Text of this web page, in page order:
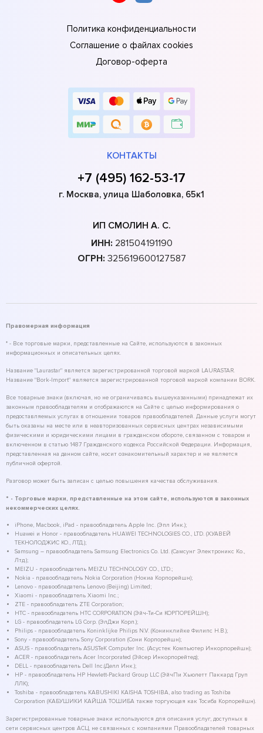
Политика конфиденциальности
Соглашение о файлах cookies
Договор-оферта
КОНТАКТЫ
+7 (495) 162-53-17
г. Москва, улица Шаболовка, 65к1
ИП СМОЛИН А. С.
ИНН: 281504191190
ОГРН: 325619600127587
Правомерная информация
* - Все торговые марки, представленные на Сайте, используются в законных
информационных и описательных целях.
Название "Laurastar" является зарегистрированной торговой маркой LAURASTAR.
Название "Bork-Import" является зарегистрированной торговой маркой компании BORK.
Все товарные знаки (включая, но не ограничиваясь вышеуказанными) принадлежат их
законным правообладателям и отображаются на Сайте с целью информирования о
предоставляемых услугах в отношении товаров правообладателей. Данные услуги могут
быть оказаны на месте или в неавторизованных сервисных центрах независимыми
физическими и юридическими лицами в гражданском обороте, связанном с товаром и
включенном в статью 1487 Гражданского кодекса Российской Федерации. Информация,
представленная на данном сайте, носит ознакомительный характер и не является
публичной офертой.
Разговор может быть записан с целью повышения качества обслуживания.
* - Торговые марки, представленные на этом сайте, используются в законных
некоммерческих целях.
iPhone, Macbook, iPad - правообладатель Apple Inc. (Эпл Инк.);
Huawei и Honor - правообладатель HUAWEI TECHNOLOGIES CO., LTD. (ХУАВЕЙ
ТЕКНОЛОДЖИС КО., ЛТД.);
Samsung – правообладатель Samsung Electronics Co. Ltd. (Самсунг Электроникс Ко.,
Лтд.);
MEIZU - правообладатель MEIZU TECHNOLOGY CO., LTD.;
Nokia - правообладатель Nokia Corporation (Нокиа Корпорейшн);
Lenovo - правообладатель Lenovo (Beijing) Limited;
Xiaomi - правообладатель Xiaomi Inc.;
ZTE - правообладатель ZTE Corporation;
HTC - правообладатель HTC CORPORATION (Эйч-Ти-Си КОРПОРЕЙШН);
LG - правообладатель LG Corp. (ЭлДжи Корп.);
Philips - правообладатель Koninklijke Philips N.V. (Конинклийке Филипс Н.В.);
Sony - правообладатель Sony Corporation (Сони Корпорейшн);
ASUS - правообладатель ASUSTeK Computer Inc. (Асустек Компьютер Инкорпорейшн);
ACER - правообладатель Acer Incorporated (Эйсер Инкорпорейтед);
DELL - правообладатель Dell Inc.(Делл Инк.);
HP - правообладатель HP Hewlett-Packard Group LLC (ЭйчПи Хьюлетт Паккард Груп
ЛЛК);
Toshiba - правообладатель KABUSHIKI KAISHA TOSHIBA, also trading as Toshiba
Corporation (КАБУШИКИ КАЙША ТОШИБА также торгующая как Тосиба Корпорейшн).
Зарегистрированные товарные знаки используются для описания услуг, доступных в
сети сервисных центров АСЦ, не связанных с компаниями Правообладателей товарных